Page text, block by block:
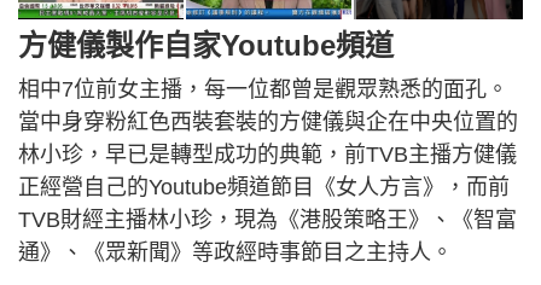
方健儀製作自家Youtube頻道
相中7位前女主播，每一位都曾是觀眾熟悉的面孔。
當中身穿粉紅色西裝套裝的方健儀與企在中央位置的
林小珍，早已是轉型成功的典範，前TVB主播方健儀
正經營自己的Youtube頻道節目《女人方言》，而前
TVB財經主播林小珍，現為《港股策略王》、《智富
通》、《眾新聞》等政經時事節目之主持人。